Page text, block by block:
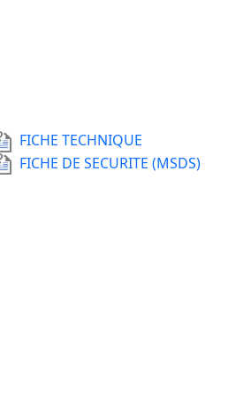
FICHE TECHNIQUE
FICHE DE SECURITE (MSDS)